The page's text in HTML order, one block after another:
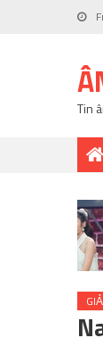
Tin